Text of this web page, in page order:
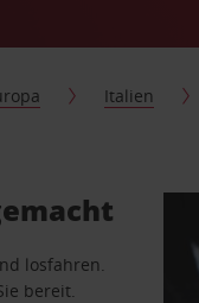
Italien
losfahren.
bereit.